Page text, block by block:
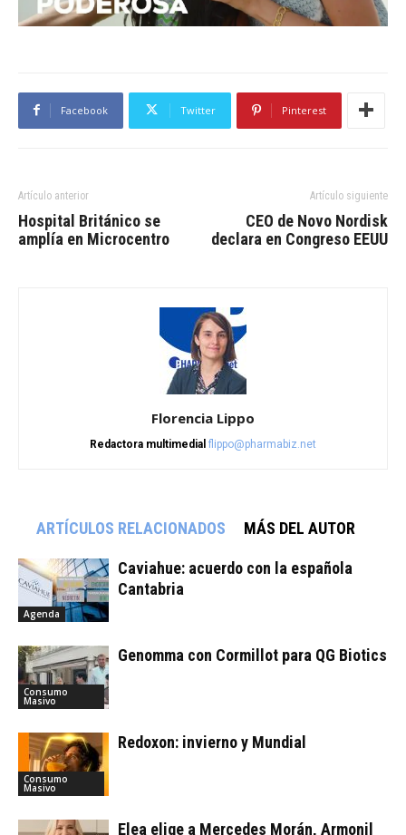
Facebook Twitter Pinterest
Artículo anterior
Hospital Británico se
amplía en Microcentro
Artículo siguiente
CEO de Novo Nordisk
declara en Congreso EEUU
Florencia Lippo
Redactora multimedial flippo@pharmabiz.net
ARTÍCULOS RELACIONADOS MÁS DEL AUTOR
Agenda
Caviahue: acuerdo con la española
Cantabria
Consumo
Masivo
Genomma con Cormillot para QG Biotics
Consumo
Masivo
Redoxon: invierno y Mundial
Elea elige a Mercedes Morán, Armonil